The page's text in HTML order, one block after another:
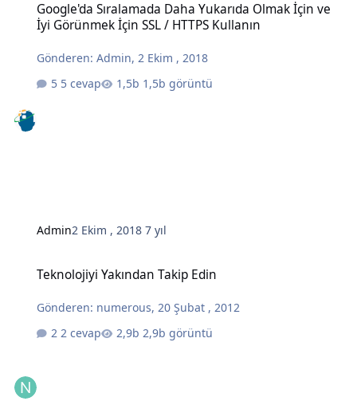
Google'da Sıralamada Daha Yukarıda Olmak İçin ve
İyi Görünmek İçin SSL / HTTPS Kullanın
Gönderen:Admin,2 Ekim , 2018
5 cevap
1,5b görüntü
Admin2 Ekim , 20187 yıl
Teknolojiyi Yakından Takip Edin
Gönderen: numerous,20 Şubat , 2012
2 cevap
2,9b görüntü